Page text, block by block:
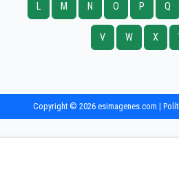
L M N O P Q
V W X
Copyright © 2026 esimagenes.com |